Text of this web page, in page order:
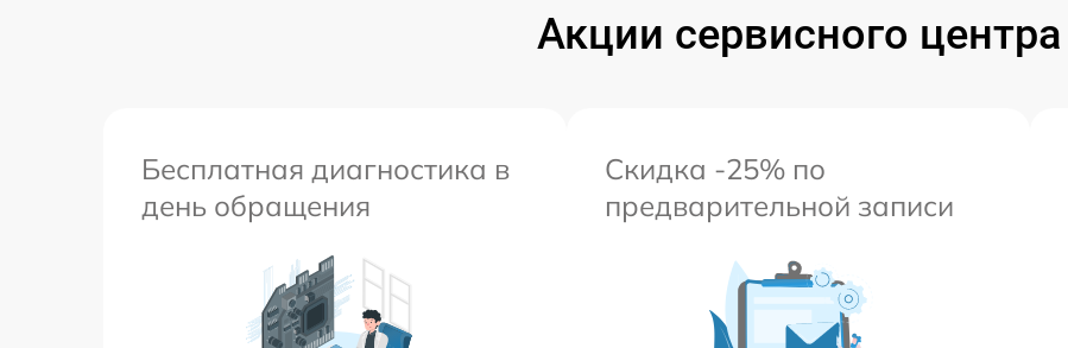
Акции сервисного центра
Бесплатная диагностика в
день обращения
Скидка -25% по
предварительной записи